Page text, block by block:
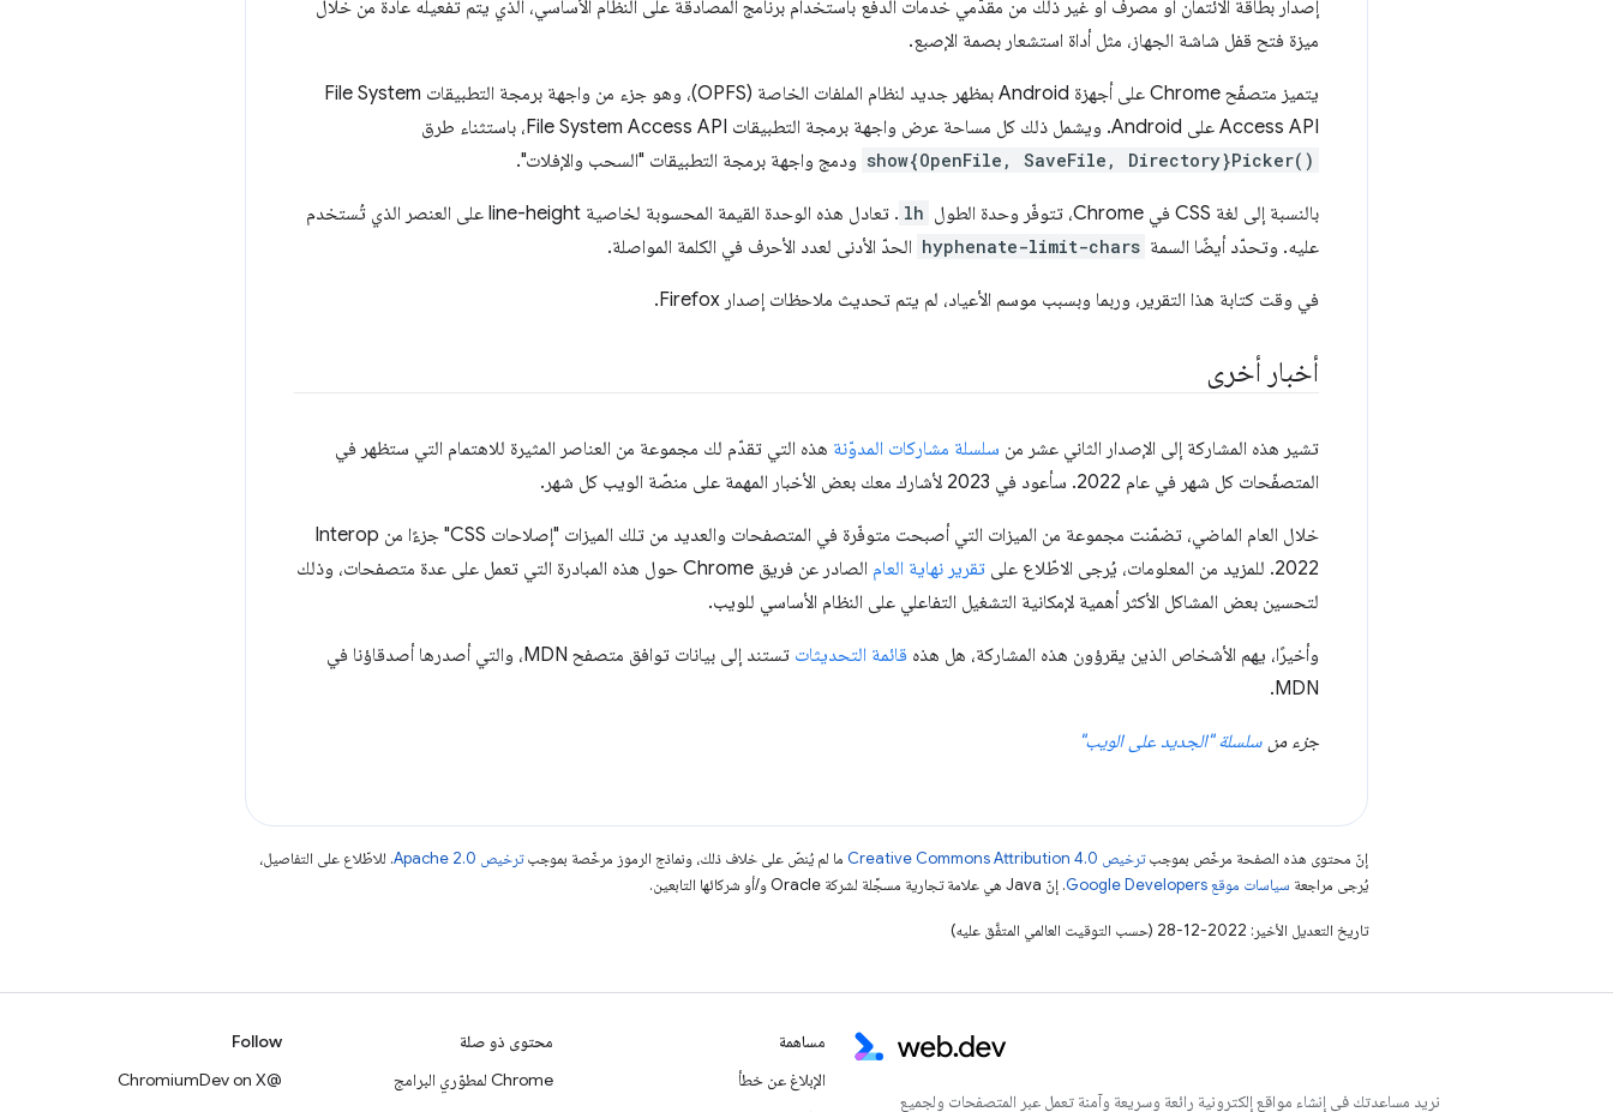
إصدار بطاقة الائتمان أو مصرف أو غير ذلك من مقدّمي خدمات الدفع باستخدام برنامج المصادقة على النظام الأساسي، الذي يتم تفعيله عادةً من خلال
ميزة فتح قفل شاشة الجهاز، مثل أداة استشعار بصمة الإصبع.
يتميز متصفّح Chrome على أجهزة Android بمظهر جديد لنظام الملفات الخاصة (OPFS)، وهو جزء من واجهة برمجة التطبيقات File System
Access API على Android. ويشمل ذلك كل مساحة عرض واجهة برمجة التطبيقات File System Access API، باستثناء طرق
show{OpenFile, SaveFile, Directory}Picker() ودمج واجهة برمجة التطبيقات "السحب والإفلات".
بالنسبة إلى لغة CSS في Chrome، تتوفّر وحدة الطول lh
. تعادل هذه الوحدة القيمة المحسوبة لخاصية line-height على العنصر الذي تُستخدم
عليه. وتحدّد أيضًا السمة hyphenate-limit-chars الحدّ الأدنى لعدد الأحرف في الكلمة المواصلة.
في وقت كتابة هذا التقرير، وربما وبسبب موسم الأعياد، لم يتم تحديث ملاحظات إصدار Firefox.
أخبار أخرى
تشير هذه المشاركة إلى الإصدار الثاني عشر من سلسلة مشاركات المدوّنة هذه التي تقدّم لك مجموعة من العناصر المثيرة للاهتمام التي ستظهر في
المتصفّحات كل شهر في عام 2022. سأعود في 2023 لأشارك معك بعض الأخبار المهمة على منصّة الويب كل شهر.
خلال العام الماضي، تضمّنت مجموعة من الميزات التي أصبحت متوفّرة في المتصفحات والعديد من تلك الميزات "إصلاحات CSS" جزءًا من Interop
2022. للمزيد من المعلومات، يُرجى الاطّلاع على
تقرير نهاية العام
الصادر عن فريق Chrome حول هذه المبادرة التي تعمل على عدة متصفحات، وذلك
لتحسين بعض المشاكل الأكثر أهمية لإمكانية التشغيل التفاعلي على النظام الأساسي للويب.
وأخيرًا، يهم الأشخاص الذين يقرؤون هذه المشاركة، هل هذه قائمة التحديثات
تستند إلى بيانات توافق متصفح MDN، والتي أصدرها أصدقاؤنا في
MDN.
جزء من سلسلة "الجديد على الويب"
إنّ محتوى هذه الصفحة مرخّص بموجبترخيص Creative Commons Attribution 4.0‏ ما لم يُنصّ على خلاف ذلك، ونماذج الرموز مرخّصة بموجبترخيص Apache 2.0‏
. للاطّلاع على التفاصيل،
يُرجى مراجعة سياسات موقع Google Developers‏ . إنّ Java هي علامة تجارية مسجَّلة لشركة Oracle و/أو شركائها التابعين.
تاريخ التعديل الأخير: 2022-12-28 (حسب التوقيت العالمي المتفَّق عليه)
نريد مساعدتك في إنشاء مواقع إلكترونية رائعة وسريعة وآمنة تعمل عبر المتصفحات ولجميع
مساهمة
الإبلاغ عن خطأ
محتوى ذو صلة
Chrome لمطوّري البرامج
Follow
@ChromiumDev on X